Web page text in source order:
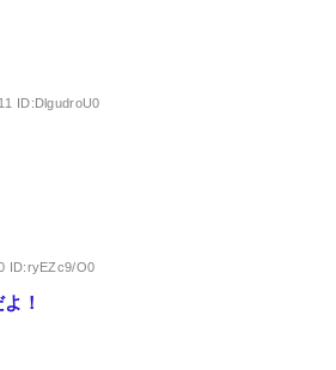
ID:DlgudroU0
ID:ryEZc9/O0
！